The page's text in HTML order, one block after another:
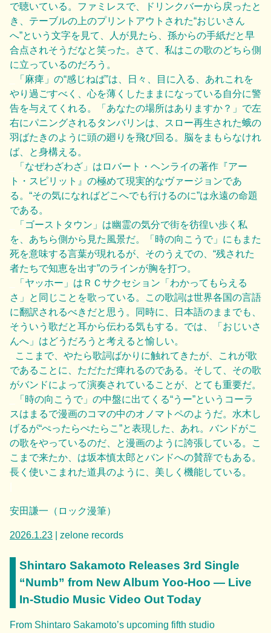
で聴いている。ファミレスで、ドリンクバーから戻ったと
き、テーブルの上のプリントアウトされた“おじいさん
へ”という文字を見て、人が見たら、孫からの手紙だと早
合点されそうだなと笑った。さて、私はこの歌のどちら側
に立っているのだろう。
「麻痺」の“感じねば”は、日々、目に入る、あれこれを
やり過ごすべく、心を薄くしたままになっている自分に警
告を与えてくれる。「あなたの場所はありますか？」で左
右にパニングされるタンバリンは、スロー再生された蛾の
羽ばたきのように頭の廻りを飛び回る。脳をまもらなけれ
ば、と身構える。
「なぜわざわざ」はロバート・ヘンライの著作『アー
ト・スピリット』の極めて現実的なヴァージョンであ
る。“その気になればどこへでも行けるのに”は永遠の命題
である。
「ゴーストタウン」は幽霊の気分で街を彷徨い歩く私
を、あちら側から見た風景だ。「時の向こうで」にもまた
死を意味する言葉が現れるが、そのうえでの、“残された
者たちで知恵を出す”のラインが胸を打つ。
「ヤッホー」はＲＣサクセション「わかってもらえる
さ」と同じことを歌っている。この歌詞は世界各国の言語
に翻訳されるべきだと思う。同時に、日本語のままでも、
そういう歌だと耳から伝わる気もする。では、「おじいさ
んへ」はどうだろうと考えると愉しい。
ここまで、やたら歌詞ばかりに触れてきたが、これが歌
であることに、ただただ痺れるのである。そして、その歌
がバンドによって演奏されていることが、とても重要だ。
「時の向こうで」の中盤に出てくる“うー”というコーラ
スはまるで漫画のコマの中のオノマトペのようだ。水木し
げるが“ぺったらぺたらこ”と表現した、あれ。バンドがこ
の歌をやっているのだ、と漫画のように誇張している。こ
こまで来たか、は坂本慎太郎とバンドへの賛辞でもある。
長く使いこまれた道具のように、美しく機能している。
安田謙一（ロック漫筆）
2026.1.23 | zelone records
Shintaro Sakamoto Releases 3rd Single
“Numb” from New Album Yoo-Hoo — Live
In-Studio Music Video Out Today
From Shintaro Sakamoto’s upcoming fifth studio